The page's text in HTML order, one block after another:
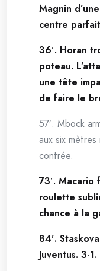
Magnin
centre
36′. Horan
poteau.
une tête
de faire le
57′. Mbock
aux six
contrée.
73′. Macario
roulette
chance à la
84′.
Juventus. 3-1.